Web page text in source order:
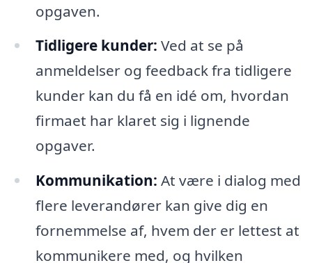
opgaven.
Tidligere kunder: Ved at se på
anmeldelser og feedback fra tidligere
kunder kan du få en idé om, hvordan
firmaet har klaret sig i lignende
opgaver.
Kommunikation: At være i dialog med
flere leverandører kan give dig en
fornemmelse af, hvem der er lettest at
kommunikere med, og hvilken